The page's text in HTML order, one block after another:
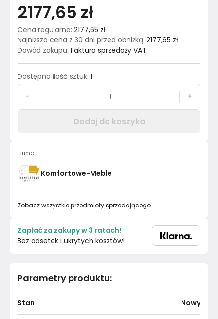
Parametry produktu:
Stan Nowy
2177,65 zł
Cena regularna: 2177,65 zł
Najniższa cena z 30 dni przed obniżką: 2177,65 zł
Dowód zakupu: Faktura sprzedaży VAT
Dostępna ilość sztuk: 1
- +
Dodaj do koszyka
Firma
Komfortowe-Meble
Zobacz wszystkie przedmioty sprzedającego.
Zapłać za zakupy w 3 ratach!
Bez odsetek i ukrytych kosztów!